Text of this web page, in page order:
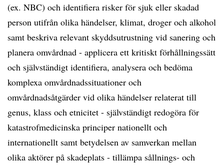
(ex. NBC) och identifiera risker för sjuk eller skadad
person utifrån olika händelser, klimat, droger och alkohol
samt beskriva relevant skyddsutrustning vid sanering och
planera omvårdnad - applicera ett kritiskt förhållningssätt
och självständigt identifiera, analysera och bedöma
komplexa omvårdnadssituationer och
omvårdnadsåtgärder vid olika händelser relaterat till
genus, klass och etnicitet - självständigt redogöra för
katastrofmedicinska principer nationellt och
internationellt samt betydelsen av samverkan mellan
olika aktörer på skadeplats - tillämpa sållnings- och